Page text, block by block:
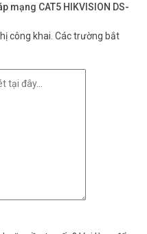
mạng CAT5 HIKVISION DS-
công khai. Các trường bắt